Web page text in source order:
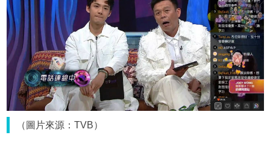
（圖片來源：TVB）